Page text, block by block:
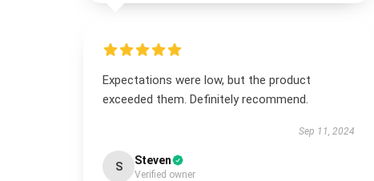
Expectations were low, but the product
exceeded them. Definitely recommend.
Sep 11, 2024
S Steven
Verified owner